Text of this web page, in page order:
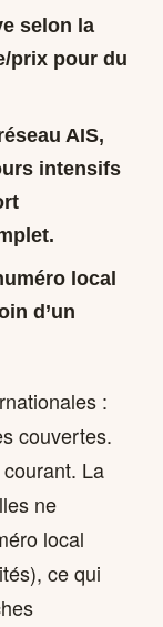
selon la
prix pour du
AIS,
intensifs
local
d’un
:
couvertes.
La
ne
local
ce qui